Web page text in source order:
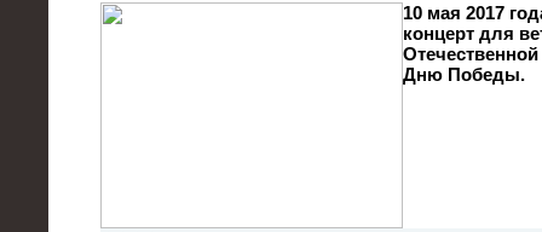
10 мая 2017
концерт для
Дню Победы.